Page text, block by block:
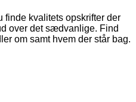
finde kvalitets opskrifter der
over det sædvanlige. Find
om samt hvem der står bag.